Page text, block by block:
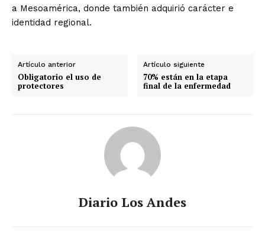
a Mesoamérica, donde también adquirió carácter e
identidad regional.
Artículo anterior
Obligatorio el uso de
protectores
Artículo siguiente
70% están en la etapa
final de la enfermedad
Diario Los Andes